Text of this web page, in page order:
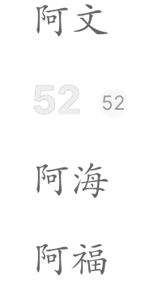
阿文
52 52
阿海
阿福